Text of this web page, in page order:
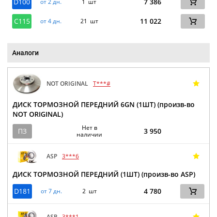
от 2 дн. 1 шт
C115 от 4 дн. 21 шт 11 022
Аналоги
NOT ORIGINAL T***#
ДИСК ТОРМОЗНОЙ ПЕРЕДНИЙ 6GN (1ШТ) (произв-во
NOT ORIGINAL)
ПЗ
Нет в
наличии
3 950
ASP 3***6
ДИСК ТОРМОЗНОЙ ПЕРЕДНИЙ (1ШТ) (произв-во ASP)
D181
от 7 дн. 2 шт 4 780